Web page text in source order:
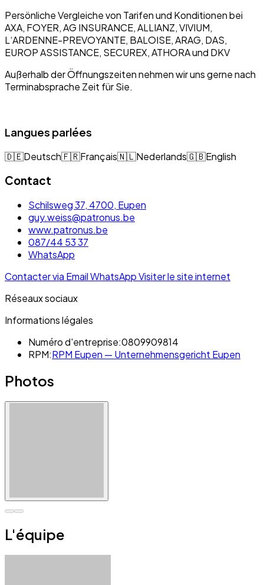
Persönliche Vergleiche von Tarifen und Konditionen bei
AXA, FOYER, AG INSURANCE, ALLIANZ, VIVIUM,
L‘ARDENNE-PREVOYANTE, BALOISE, ARAG, DAS,
EUROP ASSISTANCE, SECUREX, ATHORA und DKV
Außerhalb der Öffnungszeiten nehmen wir uns gerne nach
Terminabsprache Zeit für Sie.
Langues parlées
🇩🇪Deutsch🇫🇷Français🇳🇱Nederlands🇬🇧English
Contact
Schilsweg 37, 4700, Eupen
guy.weiss@patronus.be
www.patronus.be
087/44 53 37
WhatsApp
Contacter via EmailWhatsAppVisiter le site internet
Réseaux sociaux
Informations légales
Numéro d'entreprise:0809909814
RPM:RPM Eupen — Unternehmensgericht Eupen
Photos
L'équipe